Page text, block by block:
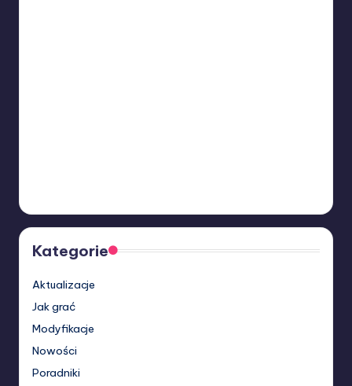
Kategorie
Aktualizacje
Jak grać
Modyfikacje
Nowości
Poradniki